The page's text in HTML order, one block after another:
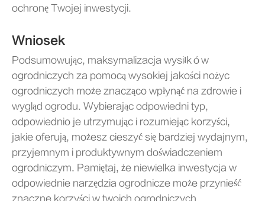
ochronę Twojej inwestycji.
Wniosek
Podsumowując, maksymalizacja wysiłków
ogrodniczych za pomocą wysokiej jakości nożyc
ogrodniczych może znacząco wpłynąć na zdrowie i
wygląd ogrodu. Wybierając odpowiedni typ,
odpowiednio je utrzymując i rozumiejąc korzyści,
jakie oferują, możesz cieszyć się bardziej wydajnym,
przyjemnym i produktywnym doświadczeniem
ogrodniczym. Pamiętaj, że niewielka inwestycja w
odpowiednie narzędzia ogrodnicze może przynieść
znaczne korzyści w twoich ogrodniczych